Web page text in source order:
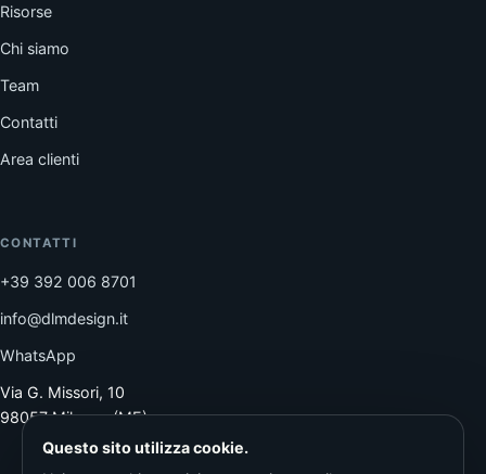
Risorse
Chi siamo
Team
Contatti
Area clienti
CONTATTI
+39 392 006 8701
info@dlmdesign.it
WhatsApp
Via G. Missori, 10
98057 Milazzo (ME)
Questo sito utilizza cookie.